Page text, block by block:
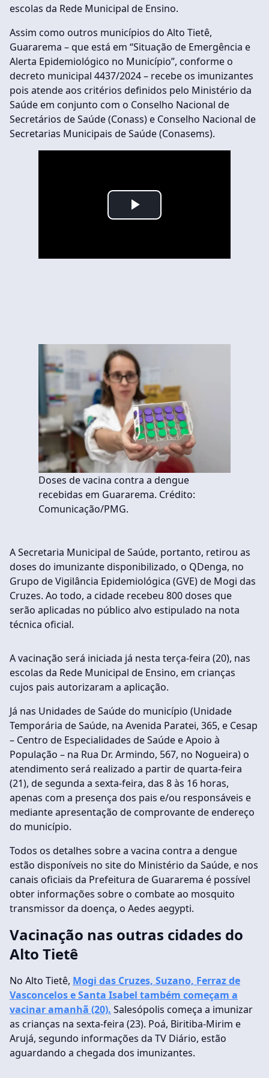
escolas da Rede Municipal de Ensino.
Assim como outros municípios do Alto Tietê,
Guararema – que está em “Situação de Emergência e
Alerta Epidemiológico no Município”, conforme o
decreto municipal 4437/2024 – recebe os imunizantes
pois atende aos critérios definidos pelo Ministério da
Saúde em conjunto com o Conselho Nacional de
Secretários de Saúde (Conass) e Conselho Nacional de
Secretarias Municipais de Saúde (Conasems).
Play
Doses de vacina contra a dengue
recebidas em Guararema. Crédito:
Comunicação/PMG.
A Secretaria Municipal de Saúde, portanto, retirou as
doses do imunizante disponibilizado, o QDenga, no
Grupo de Vigilância Epidemiológica (GVE) de Mogi das
Cruzes. Ao todo, a cidade recebeu 800 doses que
serão aplicadas no público alvo estipulado na nota
técnica oficial.
A vacinação será iniciada já nesta terça-feira (20), nas
escolas da Rede Municipal de Ensino, em crianças
cujos pais autorizaram a aplicação.
Já nas Unidades de Saúde do município (Unidade
Temporária de Saúde, na Avenida Paratei, 365, e Cesap
– Centro de Especialidades de Saúde e Apoio à
População – na Rua Dr. Armindo, 567, no Nogueira) o
atendimento será realizado a partir de quarta-feira
(21), de segunda a sexta-feira, das 8 às 16 horas,
apenas com a presença dos pais e/ou responsáveis e
mediante apresentação de comprovante de endereço
do município.
Todos os detalhes sobre a vacina contra a dengue
estão disponíveis no site do Ministério da Saúde, e nos
canais oficiais da Prefeitura de Guararema é possível
obter informações sobre o combate ao mosquito
transmissor da doença, o Aedes aegypti.
Vacinação nas outras cidades do
Alto Tietê
No Alto Tietê, Mogi das Cruzes, Suzano, Ferraz de
Vasconcelos e Santa Isabel também começam a
vacinar amanhã (20). Salesópolis começa a imunizar
as crianças na sexta-feira (23). Poá, Biritiba-Mirim e
Arujá, segundo informações da TV Diário, estão
aguardando a chegada dos imunizantes.